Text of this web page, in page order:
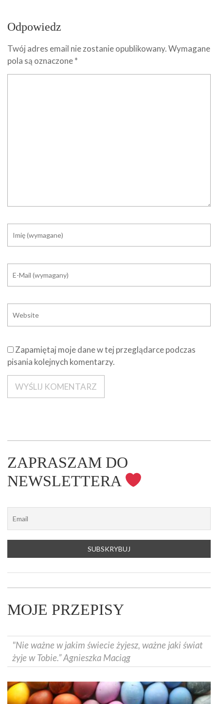
Odpowiedz
Twój adres email nie zostanie opublikowany.Wymagane
pola są oznaczone*
Zapamiętaj moje dane w tej przeglądarce podczas
pisania kolejnych komentarzy.
ZAPRASZAM DO
NEWSLETTERA
MOJE PRZEPISY
"Nie ważne w jakim świecie żyjesz, ważne jaki świat
żyje w Tobie.” Agnieszka Maciąg